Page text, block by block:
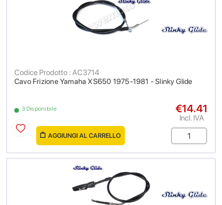
Cavo Frizione Yamaha XS650 1975-1981 - Slinky Glide
Codice Prodotto : AC3714
3 Disponibile €14.41
Incl. IVA
AGGIUNGI AL CARRELLO